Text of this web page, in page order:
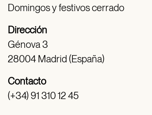
Domingos y festivos cerrado
Dirección
Génova 3
28004 Madrid (España)
Contacto
(+34) 91 310 12 45